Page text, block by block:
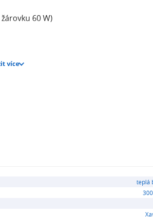
60 W)
více
teplá